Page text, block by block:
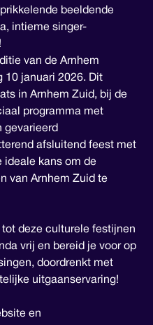
beeldende
intieme singer-
van de Arnhem
10 januari 2026. Dit
in Arnhem Zuid, bij de
programma met
gevarieerd
afsluitend feest met
ideale kans om de
van Arnhem Zuid te
tot deze culturele festijnen
vrij en bereid je voor op
doordrenkt met
uitgaanservaring!
en